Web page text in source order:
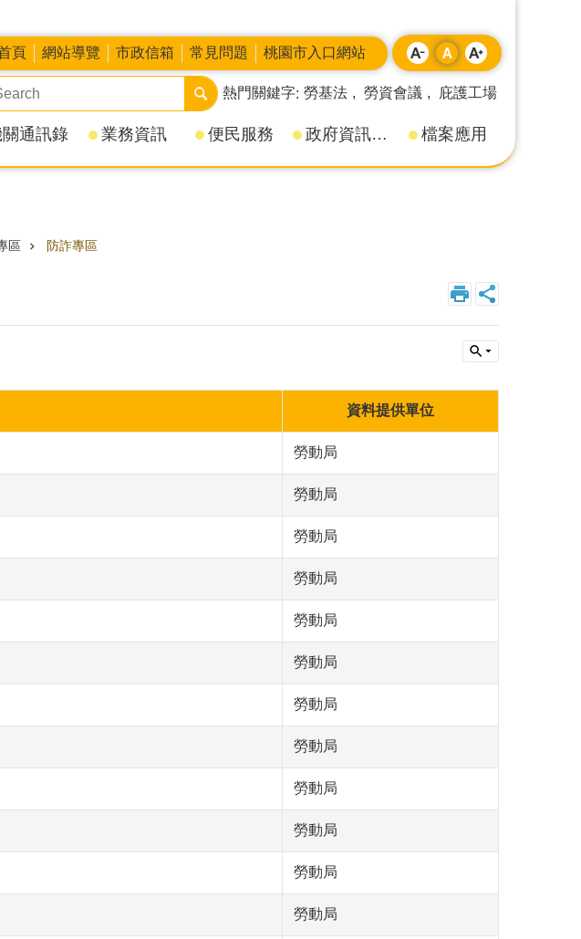
頁 網站導覽 市政信箱 常見問題 桃園市入口網站
熱門關鍵字 勞基法 勞資會議 庇護工場
通訊錄 業務資訊 便民服務 政府資訊公開 檔案應用
區 防詐專區
資料提供單位
勞動局
勞動局
勞動局
勞動局
勞動局
勞動局
勞動局
勞動局
勞動局
勞動局
勞動局
勞動局